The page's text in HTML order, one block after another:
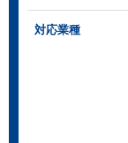
対応業種